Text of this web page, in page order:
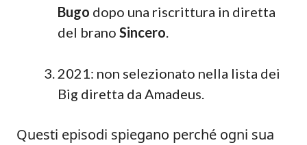
Bugo dopo una riscrittura in diretta
del brano Sincero.
2021: non selezionato nella lista dei
Big diretta da Amadeus.
Questi episodi spiegano perché ogni sua